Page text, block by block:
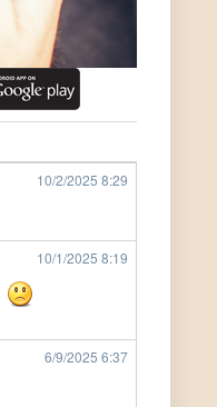
10/2/2025 8:29
10/1/2025 8:19
6/9/2025 6:37